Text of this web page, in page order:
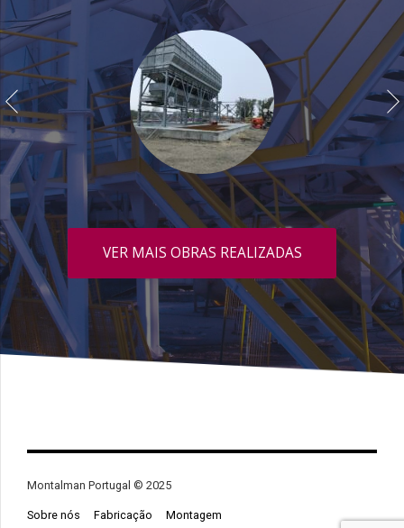
VER MAIS OBRAS REALIZADAS
Montalman Portugal © 2025
Sobre nós Fabricação
Montagem